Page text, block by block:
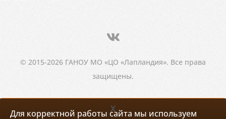
© 2015-2026 ГАНОУ МО «ЦО «Лапландия». Все права
защищены.
Для корректной работы сайта мы используем
X